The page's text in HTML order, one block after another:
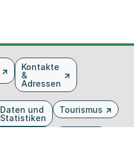
Kontakte
&
Adressen
Daten und
Statistiken
Tourismus